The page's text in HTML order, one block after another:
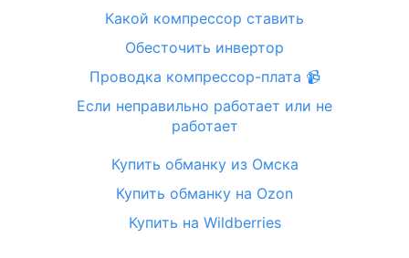
Какой компрессор ставить
Обесточить инвертор
Проводка компрессор-плата 📹
Если неправильно работает или не
работает
Купить обманку из Омска
Купить обманку на Ozon
Купить на Wildberries